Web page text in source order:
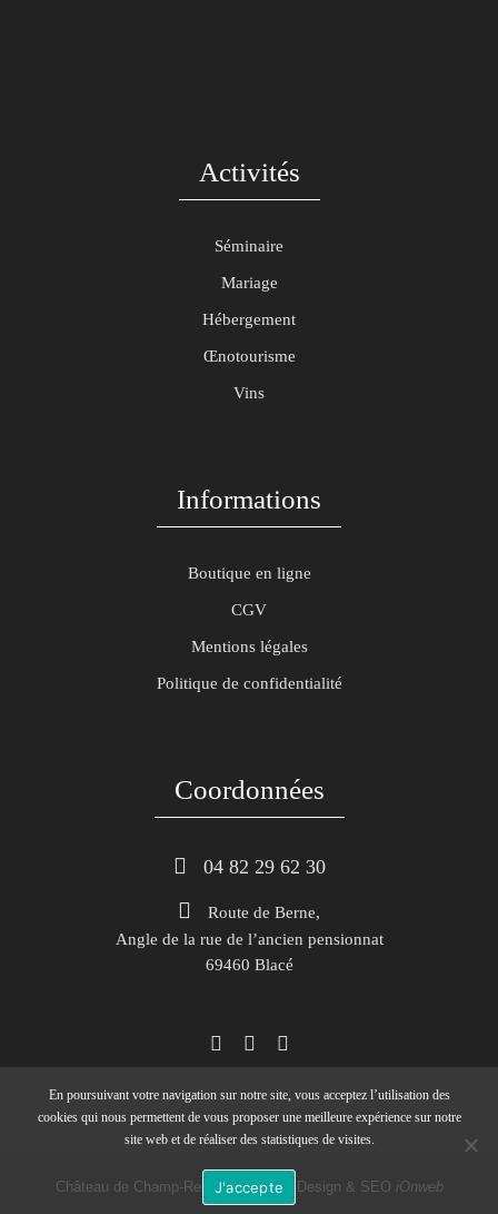
Activités
Séminaire
Mariage
Hébergement
Œnotourisme
Vins
Informations
Boutique en ligne
CGV
Mentions légales
Politique de confidentialité
Coordonnées
04 82 29 62 30
Route de Berne,
Angle de la rue de l’ancien pensionnat
69460 Blacé
Château de Champ-Renard © 2020 – Design & SEO iOnweb
En poursuivant votre navigation sur notre site, vous acceptez l’utilisation des
cookies qui nous permettent de vous proposer une meilleure expérience sur notre
site web et de réaliser des statistiques de visites.
J'accepte